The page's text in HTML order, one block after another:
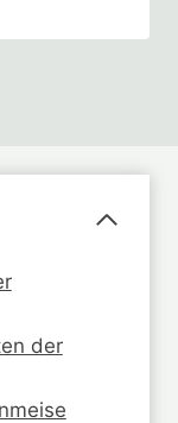
der